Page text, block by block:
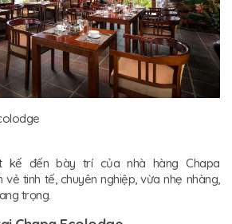
kế đến bày trí của nhà hàng Chapa
tinh tế, chuyên nghiệp, vừa nhẹ nhàng,
trọng.